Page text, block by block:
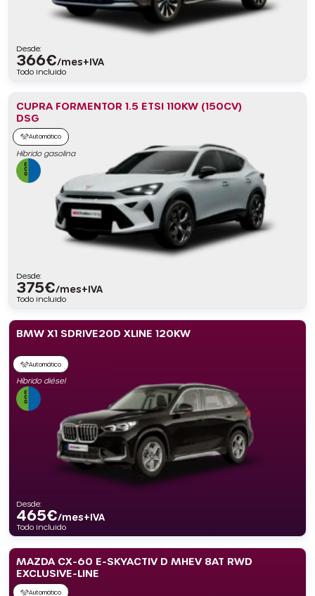
Desde:
366€/mes+IVA
Todo incluido
CUPRA FORMENTOR 1.5 ETSI 110KW (150CV)
DSG
Automático
Híbrido gasolina
Desde:
375€/mes+IVA
Todo incluido
BMW X1 SDRIVE20D XLINE 120KW
Automático
Híbrido diésel
Desde:
465€/mes+IVA
Todo incluido
MAZDA CX-60 E-SKYACTIV D MHEV 8AT RWD
EXCLUSIVE-LINE
Automático